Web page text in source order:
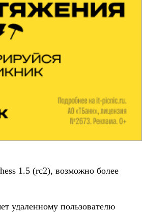
1.5 (rc2), возможно более
удаленному пользователю